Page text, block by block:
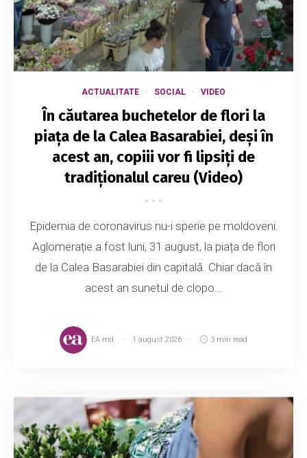
ACTUALITATE SOCIAL VIDEO
În căutarea buchetelor de flori la
piața de la Calea Basarabiei, deși în
acest an, copiii vor fi lipsiți de
tradiționalul careu (Video)
Epidemia de coronavirus nu-i sperie pe moldoveni.
Aglomerație a fost luni, 31 august, la piața de flori
de la Calea Basarabiei din capitală. Chiar dacă în
acest an sunetul de clopo...
EA.md 1 august 2026 3 min read